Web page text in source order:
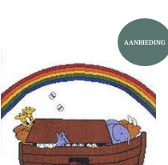
AANBIEDING